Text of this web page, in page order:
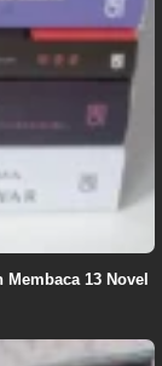
13 Novel